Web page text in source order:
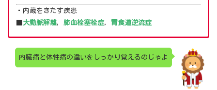
・内蔵をきたす疾患
大動脈解離， 肺血栓塞栓症， 胃食道逆流症
内臓痛と体性痛の違いをしっかり覚えるのじゃよ